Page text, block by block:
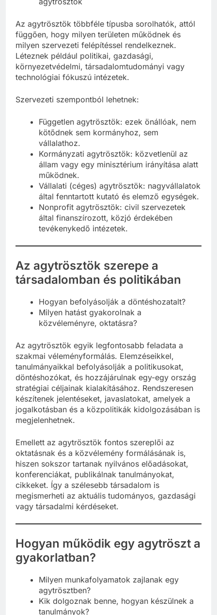
Az agytrösztök többféle típusba sorolhatók, attól
függően, hogy milyen területen működnek és
milyen szervezeti felépítéssel rendelkeznek.
Léteznek például politikai, gazdasági,
környezetvédelmi, társadalomtudományi vagy
Független agytrösztök: ezek önállóak, nem
kötődnek sem kormányhoz, sem
vállalathoz.
Kormányzati agytrösztök: közvetlenül az
állam vagy egy minisztérium irányítása alatt
működnek.
Vállalati (céges) agytrösztök: nagyvállalatok
által fenntartott kutató és elemző egységek.
Nonprofit agytrösztök: civil szervezetek
által finanszírozott, közjó érdekében
Az agytrösztök szerepe a
társadalomban és politikában
Hogyan befolyásolják a döntéshozatalt?
Milyen hatást gyakorolnak a
Az agytrösztök egyik legfontosabb feladata a
szakmai véleményformálás. Elemzéseikkel,
tanulmányaikkal befolyásolják a politikusokat,
döntéshozókat, és hozzájárulnak egy-egy ország
stratégiai céljainak kialakításához. Rendszeresen
készítenek jelentéseket, javaslatokat, amelyek a
jogalkotásban és a közpolitikák kidolgozásában is
Emellett az agytrösztök fontos szereplői az
oktatásnak és a közvélemény formálásának is,
hiszen sokszor tartanak nyilvános előadásokat,
konferenciákat, publikálnak tanulmányokat,
cikkeket. Így a szélesebb társadalom is
megismerheti az aktuális tudományos, gazdasági
Hogyan működik egy agytröszt a
gyakorlatban?
Milyen munkafolyamatok zajlanak egy
agytrösztben?
Kik dolgoznak benne, hogyan készülnek a